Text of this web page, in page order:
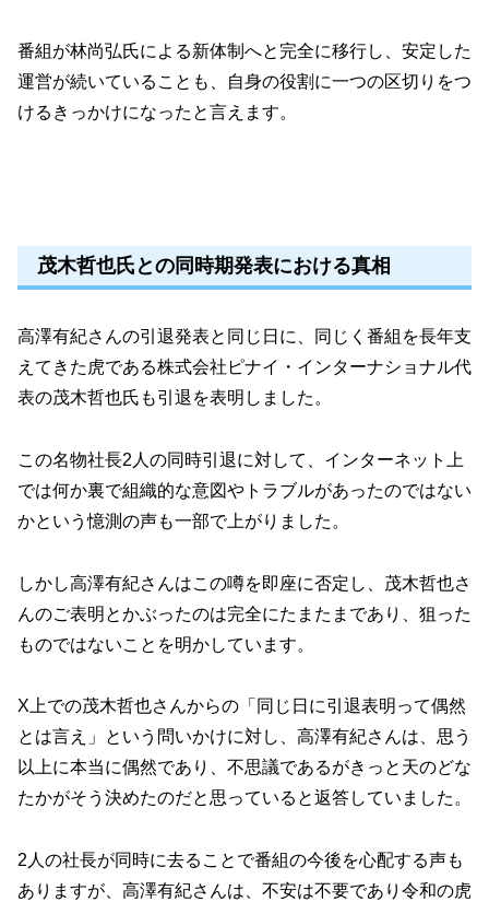
番組が林尚弘氏による新体制へと完全に移行し、安定した
運営が続いていることも、自身の役割に一つの区切りをつ
けるきっかけになったと言えます。
茂木哲也氏との同時期発表における真相
高澤有紀さんの引退発表と同じ日に、同じく番組を長年支
えてきた虎である株式会社ピナイ・インターナショナル代
表の茂木哲也氏も引退を表明しました。
この名物社長2人の同時引退に対して、インターネット上
では何か裏で組織的な意図やトラブルがあったのではない
かという憶測の声も一部で上がりました。
しかし高澤有紀さんはこの噂を即座に否定し、茂木哲也さ
んのご表明とかぶったのは完全にたまたまであり、狙った
ものではないことを明かしています。
X上での茂木哲也さんからの「同じ日に引退表明って偶然
とは言え」という問いかけに対し、高澤有紀さんは、思う
以上に本当に偶然であり、不思議であるがきっと天のどな
たかがそう決めたのだと思っていると返答していました。
2人の社長が同時に去ることで番組の今後を心配する声も
ありますが、高澤有紀さんは、不安は不要であり令和の虎